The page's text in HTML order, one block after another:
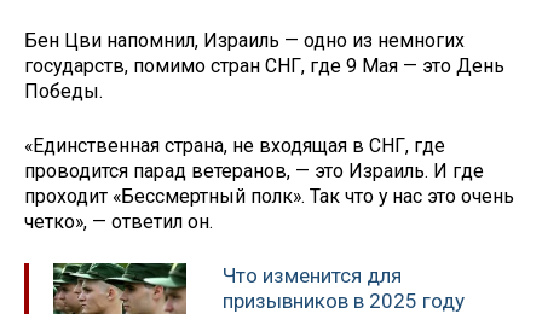
Бен Цви напомнил, Израиль — одно из немногих
государств, помимо стран СНГ, где 9 Мая — это День
Победы.
«Единственная страна, не входящая в СНГ, где
проводится парад ветеранов, — это Израиль. И где
проходит «Бессмертный полк». Так что у нас это очень
четко», — ответил он.
Что изменится для
призывников в 2025 году